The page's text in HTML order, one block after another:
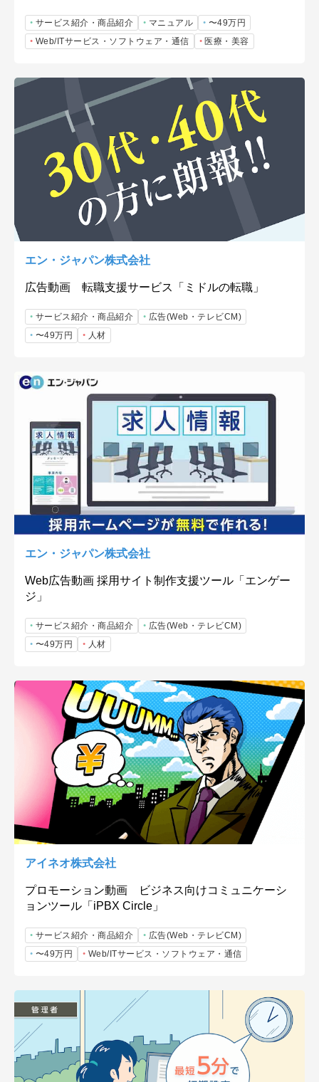
サービス紹介・商品紹介 マニュアル
〜49万円
Web/ITサービス・ソフトウェア・通信
医療・美容
エン・ジャパン株式会社
広告動画 転職支援サービス「ミドルの転職」
サービス紹介・商品紹介
広告(Web・テレビCM)
〜49万円
人材
エン・ジャパン株式会社
Web広告動画 採用サイト制作支援ツール「エンゲー
ジ」
サービス紹介・商品紹介
広告(Web・テレビCM)
〜49万円
人材
アイネオ株式会社
プロモーション動画 ビジネス向けコミュニケーシ
ョンツール「iPBX Circle」
サービス紹介・商品紹介
広告(Web・テレビCM)
〜49万円
Web/ITサービス・ソフトウェア・通信